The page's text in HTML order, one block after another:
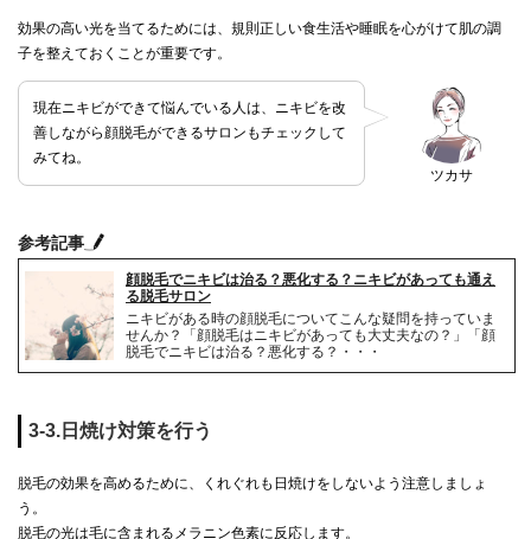
効果の高い光を当てるためには、規則正しい食生活や睡眠を心がけて肌の調
子を整えておくことが重要です。
ツカサ
現在ニキビができて悩んでいる人は、ニキビを改
善しながら顔脱毛ができるサロンもチェックして
みてね。
参考記事
顔脱毛でニキビは治る？悪化する？ニキビがあっても通え
る脱毛サロン
ニキビがある時の顔脱毛についてこんな疑問を持っていま
せんか？「顔脱毛はニキビがあっても大丈夫なの？」「顔
脱毛でニキビは治る？悪化する？・・・
3-3.日焼け対策を行う
脱毛の効果を高めるために、くれぐれも日焼けをしないよう注意しましょ
う。
脱毛の光は毛に含まれるメラニン色素に反応します。